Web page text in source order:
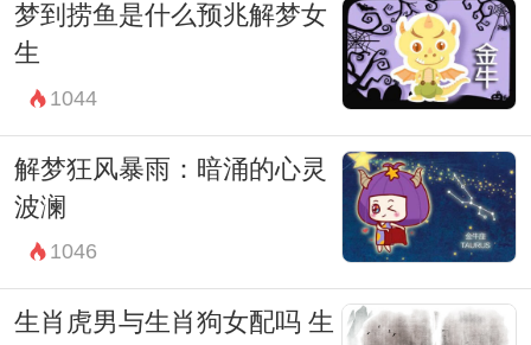
梦到捞鱼是什么预兆解梦女
生
1044
解梦狂风暴雨：暗涌的心灵
波澜
1046
生肖虎男与生肖狗女配吗 生